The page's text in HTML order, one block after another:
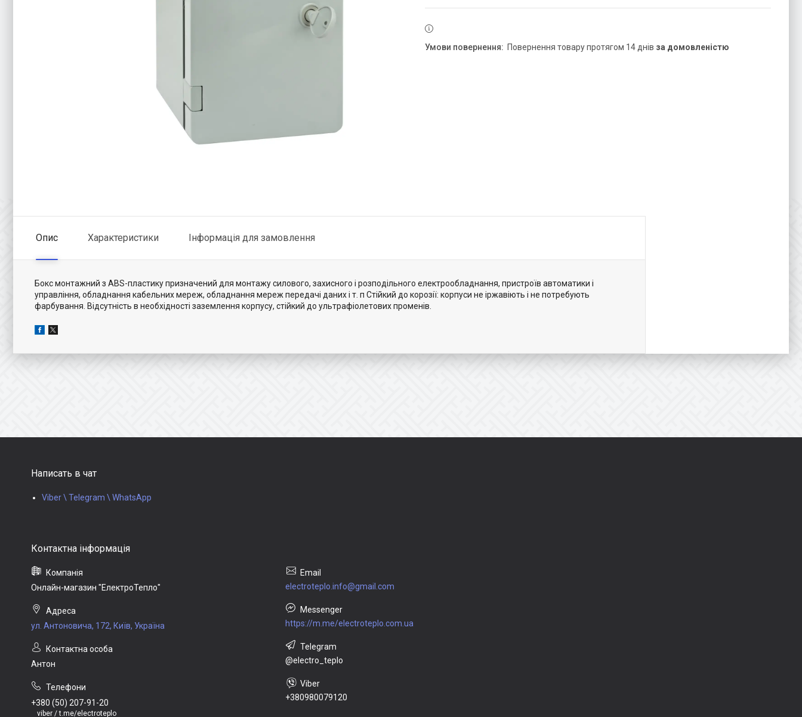
повернення товару протягом 14 днів за домовленістю
Опис Характеристики Інформація для замовлення
Бокс монтажний з ABS-пластику призначений для монтажу силового, захисного і розподільного електрообладнання, пристроїв автоматики і
управління, обладнання кабельних мереж, обладнання мереж передачі даних і т. п Стійкий до корозії: корпуси не іржавіють і не потребують
фарбування. Відсутність в необхідності заземлення корпусу, стійкий до ультрафіолетових променів.
Написать в чат
Viber \ Telegram \ WhatsApp
Онлайн-магазин "ЕлектроТепло"
ул. Антоновича, 172, Київ, Україна
Антон
+380 (50) 207-91-20
viber / t.me/electroteplo
electroteplo.info@gmail.com
https://m.me/electroteplo.com.ua
@electro_teplo
+380980079120